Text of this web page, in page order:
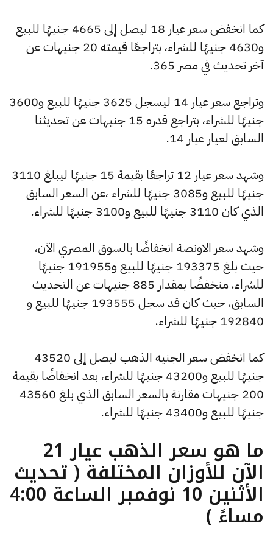
كما انخفض سعر عيار 18 ليصل إلى 4665 جنيهًا للبيع
و4630 جنيهًا للشراء، بتراجعًا قيمته 20 جنيهات عن
آخر تحديث في مصر 365.
وتراجع سعر عيار 14 ليسجل 3625 جنيهًا للبيع و3600
جنيهًا للشراء، بتراجع قدره 15 جنيهات عن تحديثنا
السابق لعيار عيار 14.
وشهد سعر عيار 12 تراجعًا بقيمة 15 جنيهًا ليبلغ 3110
جنيهًا للبيع و3085 جنيهًا للشراء ،عن السعر السابق
الذي كان 3110 جنيهًا للبيع و3100 جنيهًا للشراء.
وشهد سعر الاونصة انخفاضًا بالسوق المصري الآن،
حيث بلغ 193375 جنيهًا للبيع و191955 جنيهًا
للشراء، منخفضًا بمقدار 885 جنيهات عن التحديث
السابق، حيث كان قد سجل 193555 جنيهًا للبيع و
192840 جنيهًا للشراء.
كما انخفض سعر الجنيه الذهب ليصل إلى 43520
جنيهًا للبيع و43200 جنيهًا للشراء، بعد انخفاضًا بقيمة
200 جنيهات مقارنة بالسعر السابق الذي بلغ 43560
جنيهًا للبيع و43400 جنيهًا للشراء.
ما هو سعر الذهب عيار 21
الآن للأوزان المختلفة ( تحديث
الأثنين 10 نوفمبر الساعة 4:00
مساءً )